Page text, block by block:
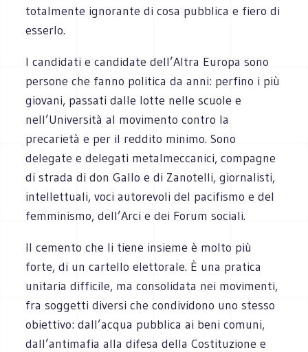
totalmente ignorante di cosa pubblica e fiero di
esserlo.
I candidati e candidate dell’Altra Europa sono
persone che fanno politica da anni: perfino i più
giovani, passati dalle lotte nelle scuole e
nell’Università al movimento contro la
precarietà e per il reddito minimo. Sono
delegate e delegati metalmeccanici, compagne
di strada di don Gallo e di Zanotelli, giornalisti,
intellettuali, voci autorevoli del pacifismo e del
femminismo, dell’Arci e dei Forum sociali.
Il cemento che li tiene insieme è molto più
forte, di un cartello elettorale. È una pratica
unitaria difficile, ma consolidata nei movimenti,
fra soggetti diversi che condividono uno stesso
obiettivo: dall’acqua pubblica ai beni comuni,
dall’antimafia alla difesa della Costituzione e